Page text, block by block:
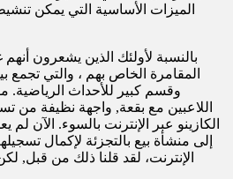
الميزات الأساسية التي يمكن
بالنسبة لأولئك الذين يشعرون
وقسم كبير للأحداث الرياضية.
اللاعبين مع بقعة, واجهة نظيفة من
الكازينو عبر الإنترنت بالسوء. الآن لم
إلى منشأة بيع بالتجزئة لإكمال
الإنترنت، لقد قلنا ذلك من قبل,